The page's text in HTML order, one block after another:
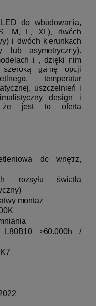
do wbudowania,
M, L, XL), dwóch
i dwóch kierunkach
lub asymetryczny).
i , dzięki nim
gamę opcji
temperatur
uszczelnień i
design i
że jest to oferta
do wnętrz,
rozsyłu światła
montaż
>60.000h /